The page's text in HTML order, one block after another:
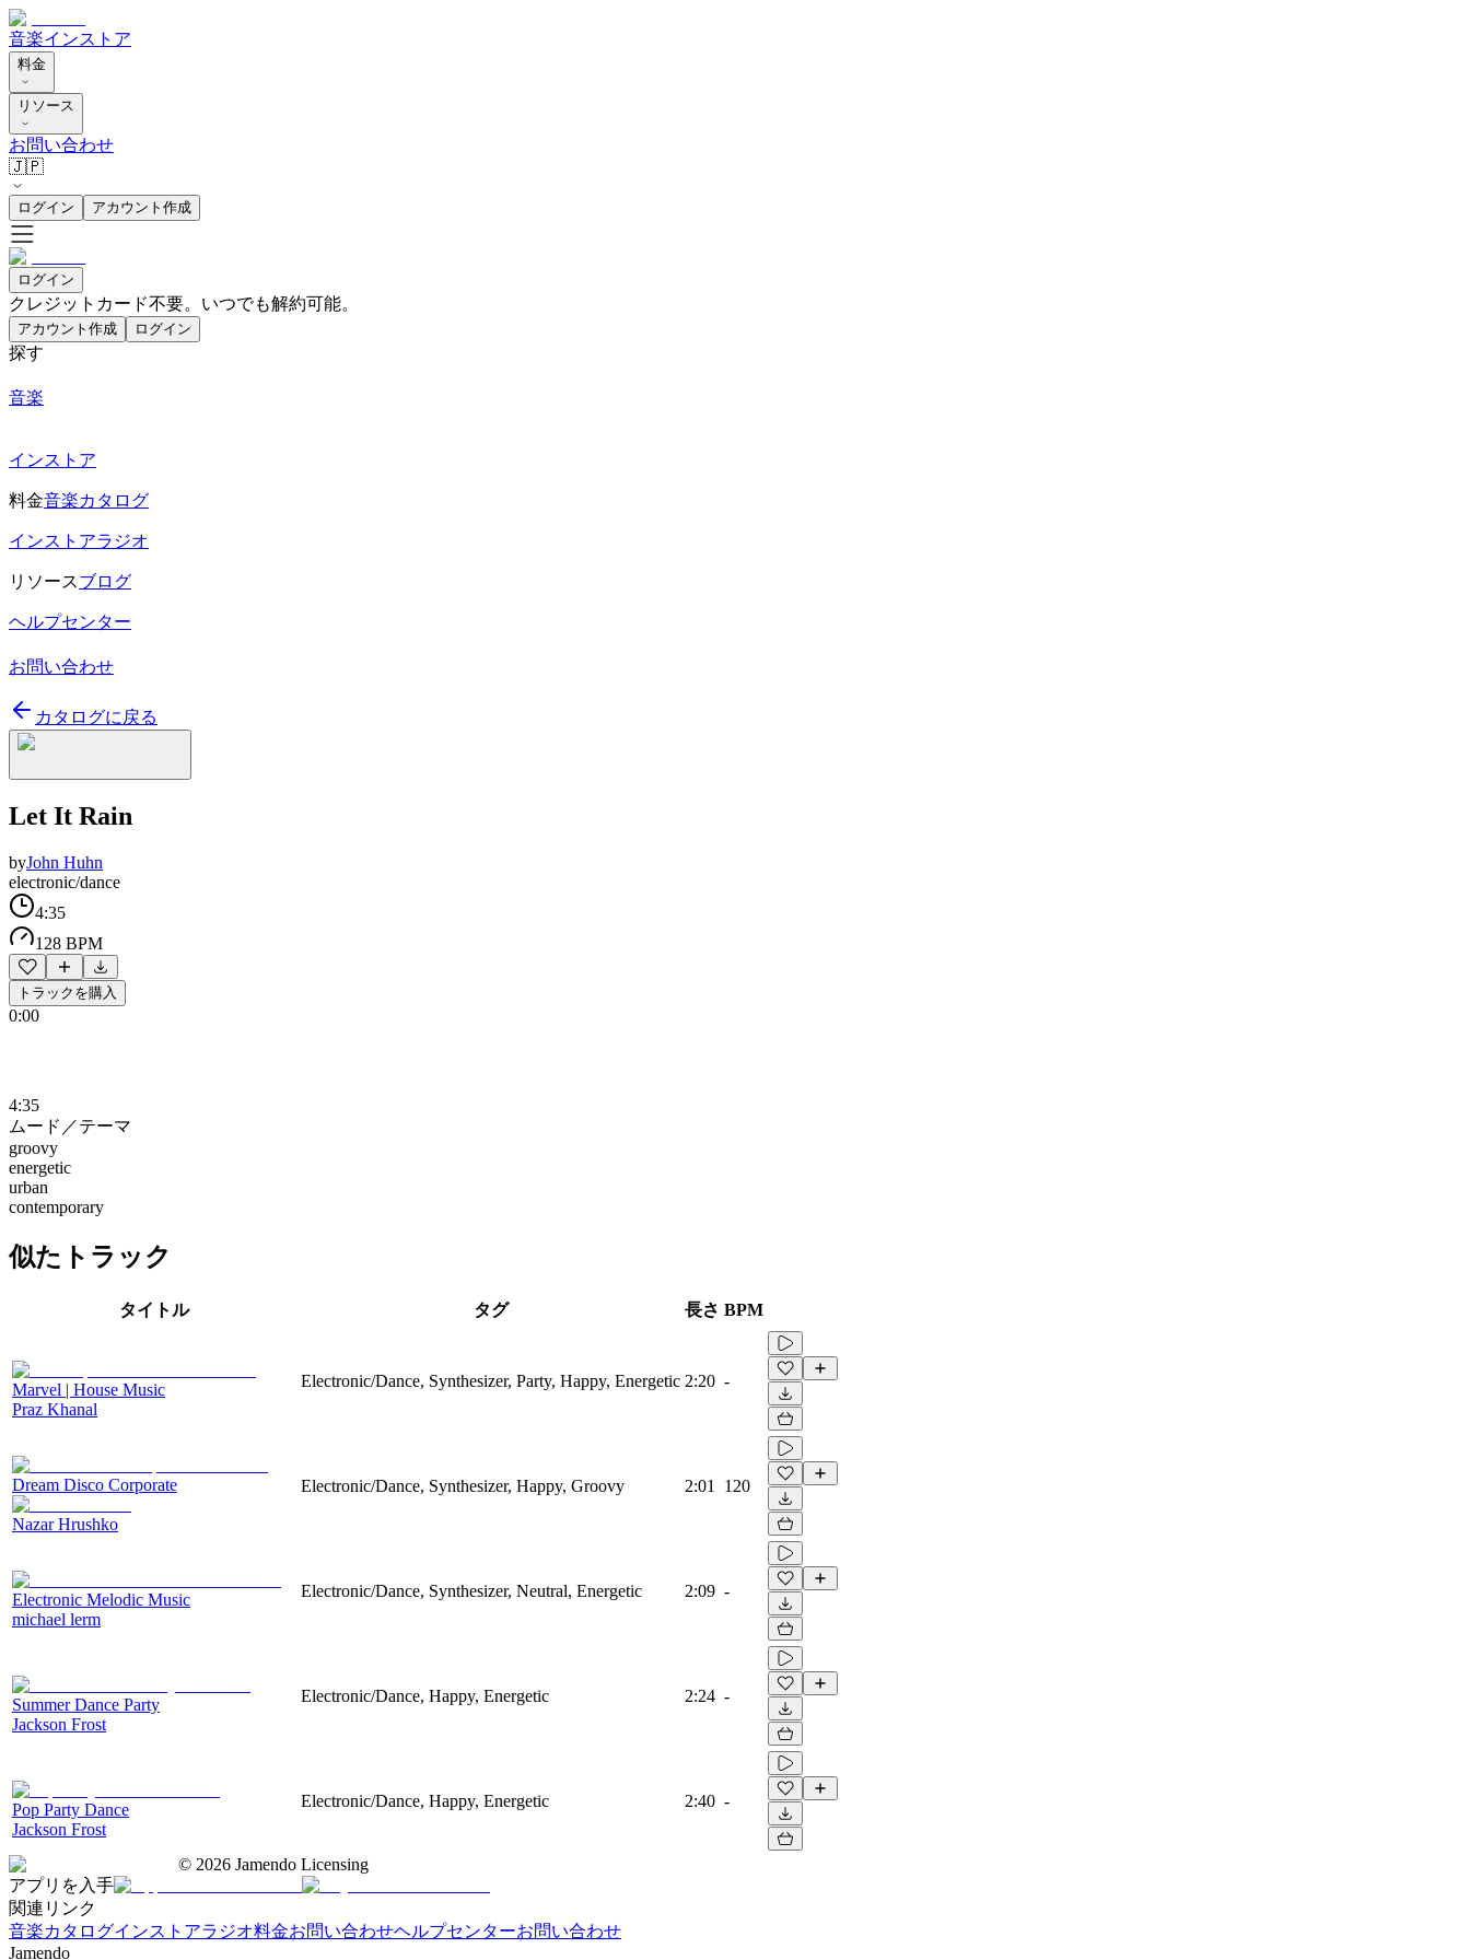
音楽インストア
料金
リソース
お問い合わせ
🇯🇵
ログイン アカウント作成
ログイン
クレジットカード不要。いつでも解約可能。
アカウント作成 ログイン
探す
音楽
インストア
料金音楽カタログ
インストアラジオ
リソースブログ
ヘルプセンター
お問い合わせ
カタログに戻る
Let It Rain
byJohn Huhn
electronic/dance
4:35
128 BPM
トラックを購入
0:00
4:35
ムード／テーマ
groovy
energetic
urban
contemporary
似たトラック
タイトル タグ 長さ BPM
Marvel | House Music
Praz Khanal
Electronic/Dance, Synthesizer, Party, Happy, Energetic 2:20 -
Dream Disco Corporate
Nazar Hrushko
Electronic/Dance, Synthesizer, Happy, Groovy 2:01 120
Electronic Melodic Music
michael lerm
Electronic/Dance, Synthesizer, Neutral, Energetic 2:09 -
Summer Dance Party
Jackson Frost
Electronic/Dance, Happy, Energetic 2:24 -
Pop Party Dance
Jackson Frost
Electronic/Dance, Happy, Energetic 2:40 -
© 2026 Jamendo Licensing
アプリを入手
関連リンク
音楽カタログインストアラジオ料金お問い合わせヘルプセンターお問い合わせ
Jamendo